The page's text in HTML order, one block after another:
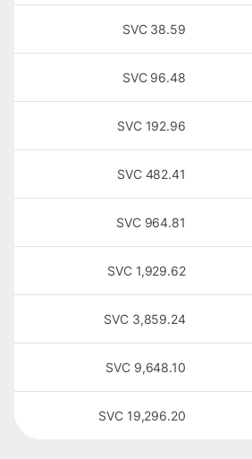
38.59
SVC
96.48
SVC
192.96
SVC
482.41
SVC
964.81
SVC
1,929.62
SVC
3,859.24
SVC
9,648.10
SVC
19,296.20
SVC